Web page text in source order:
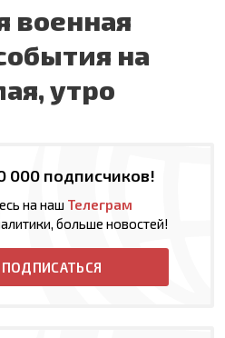
военная
на
утро
000 подписчиков!
на наш Телеграм
больше новостей!
ПОДПИСАТЬСЯ